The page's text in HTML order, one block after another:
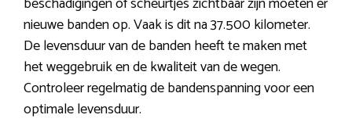
nieuwe banden op. Vaak is dit na 37.500 kilometer.
De levensduur van de banden heeft te maken met
het weggebruik en de kwaliteit van de wegen.
Controleer regelmatig de bandenspanning voor een
optimale levensduur.